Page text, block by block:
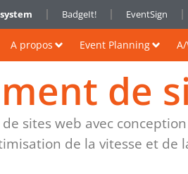
BadgeIt! EventSign
A propos Event Planning
de
de sites web avec
de la vitesse et de